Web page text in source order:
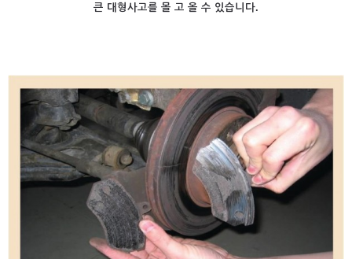
큰 대형사고를 몰 고 올 수 있습니다.